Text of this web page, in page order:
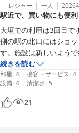
支配人
スーパーホテル大垣駅前
2026-08-03
ご評価もいただき、
コストパフォーマンス
ッフ一同の励みとなっ
当ホテルの健康和洋
ムバーは、多くのお
後もより良いサービス
一方で、大浴場がなか
ございません。
快適にご滞在いただけ
ションなどでリラッ
レジャー 一人 2026
駅近で、買い物にも便利
大垣での利用は3回目で
側の駅の北口にはショ
す。施設は新しいよう
ーパーホテル規格なの
の便器が小さめなので
を言えば、スーツケー
が。
続きを読む
部屋: 4 | 接客・サービス: 4
設備: 4 | 清潔さ: 5
21